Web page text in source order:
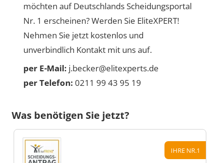
möchten auf Deutschlands Scheidungsportal
Nr. 1 erscheinen? Werden Sie EliteXPERT!
Nehmen Sie jetzt kostenlos und
unverbindlich Kontakt mit uns auf.
per E-Mail: j.becker@elitexperts.de
per Telefon: 0211 99 43 95 19
Was benötigen Sie jetzt?
IHRE NR.1